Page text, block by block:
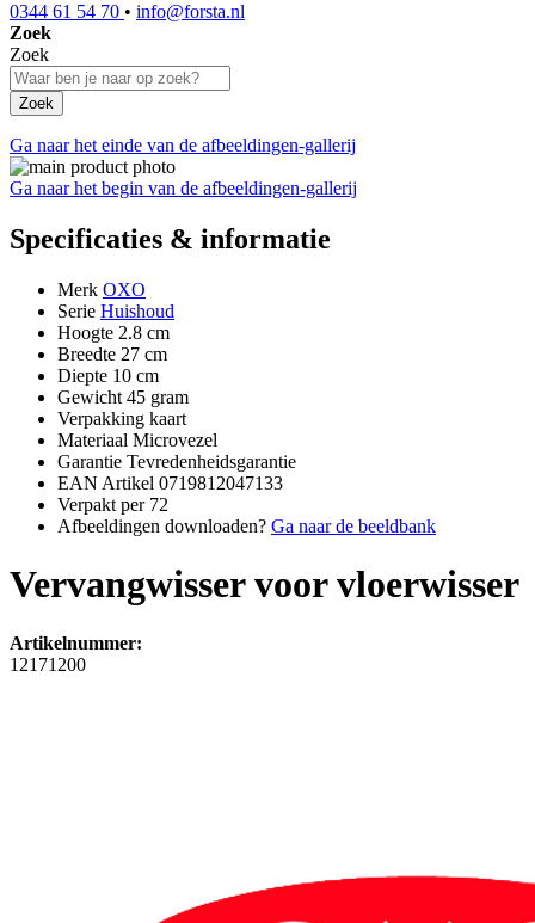
0344 61 54 70 • info@forsta.nl
Zoek
Zoek
Zoek
Ga naar het einde van de afbeeldingen-gallerij
Ga naar het begin van de afbeeldingen-gallerij
Specificaties & informatie
Merk OXO
Serie Huishoud
Hoogte 2.8 cm
Breedte 27 cm
Diepte 10 cm
Gewicht 45 gram
Verpakking kaart
Materiaal Microvezel
Garantie Tevredenheidsgarantie
EAN Artikel 0719812047133
Verpakt per 72
Afbeeldingen downloaden? Ga naar de beeldbank
Vervangwisser voor vloerwisser
Artikelnummer:
12171200